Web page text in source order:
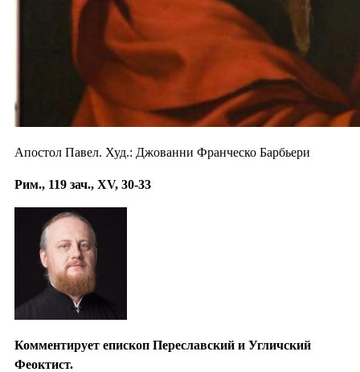
Апостол Павел. Худ.: Джованни Франческо Барбьери
Рим., 119 зач., XV, 30-33
Комментирует епископ Переславский и Угличский
Феоктист.